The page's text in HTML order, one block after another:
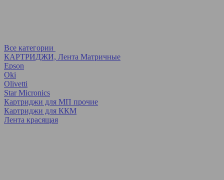
Все категории
КАРТРИДЖИ, Лента Матричные
Epson
Oki
Olivetti
Star Micronics
Картриджи для МП прочие
Картриджи для ККМ
Лента красящая